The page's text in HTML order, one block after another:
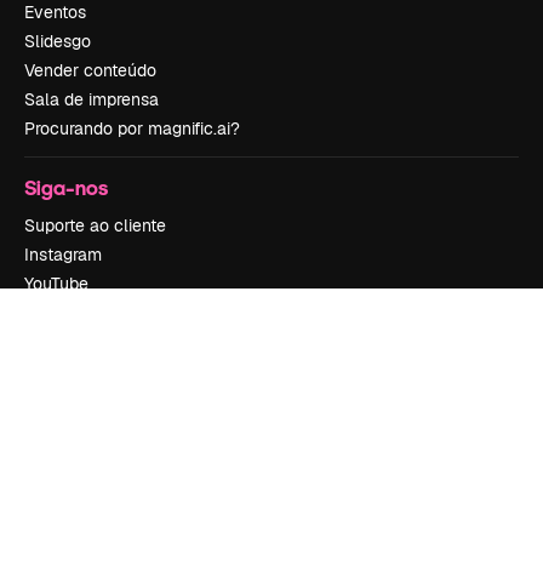
Eventos
Slidesgo
Vender conteúdo
Sala de imprensa
Procurando por magnific.ai?
Siga-nos
Suporte ao cliente
Instagram
YouTube